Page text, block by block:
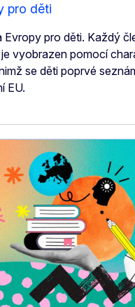
pro děti
Evropy pro děti. Každý
vyobrazen pomocí
se děti poprvé
EU.